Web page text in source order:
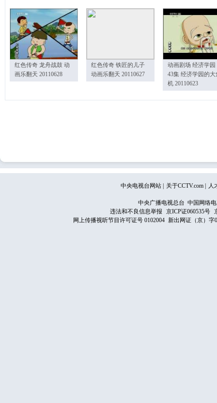
红色传奇 龙舟战鼓 动
画乐翻天 20110628
红色传奇 铁匠的儿子
动画乐翻天 20110627
动画剧场 经济学园
43集 经济学园的大
机 20110623
中央电视台网站 关于CCTV.com 人
中央广播电视总台 中国网络
违法和不良信息举报
京ICP证060535号
网上传播视听节目许可证号 0102004 新出网证（京）